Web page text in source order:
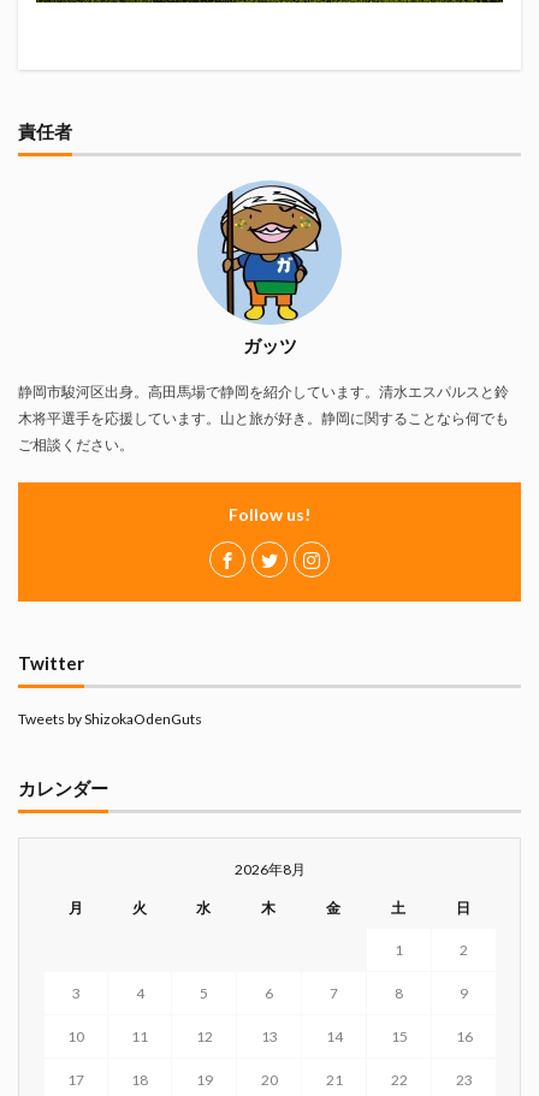
責任者
ガッツ
静岡市駿河区出身。高田馬場で静岡を紹介しています。清水エスパルスと鈴
木将平選手を応援しています。山と旅が好き。静岡に関することなら何でも
ご相談ください。
Follow us!
Twitter
Tweets by ShizokaOdenGuts
カレンダー
2026年8月
月 火 水 木 金 土 日
1 2
3 4 5 6 7 8 9
10 11 12 13 14 15 16
17 18 19 20 21 22 23